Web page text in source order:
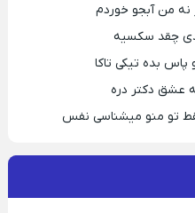
من آبجو خوردم
چقد سکسیه
پاس بده تیکی تاکا
عشق دکتر دره
تو منو میشناسی نفس